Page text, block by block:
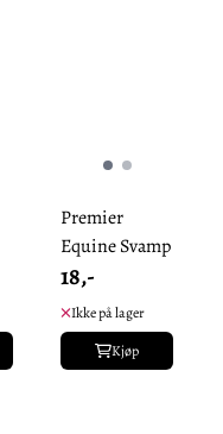
Premier
Equine Svamp
18,-
Ikke på lager
Kjøp